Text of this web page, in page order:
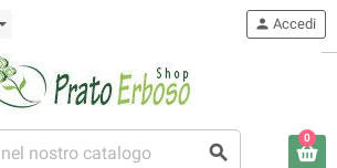
search
person Accedi
0